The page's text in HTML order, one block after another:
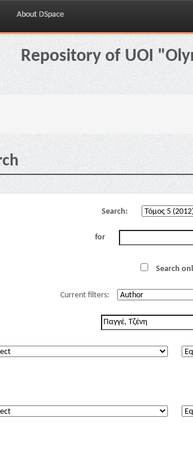
About DSpace
Repository of UOI
Search:
for
Search
Current filters: